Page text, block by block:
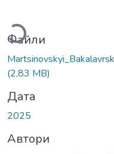
Вантажиться...
Файли
(2,83 MB)
Дата
2025
Автори